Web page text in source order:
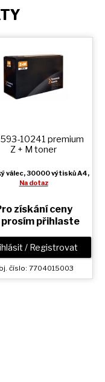
10241 premium
Z + M toner
válec, 30000 výtisků A4,
Na dotaz
získání ceny
prosím přihlaste
/ Registrovat
číslo: 7704015003